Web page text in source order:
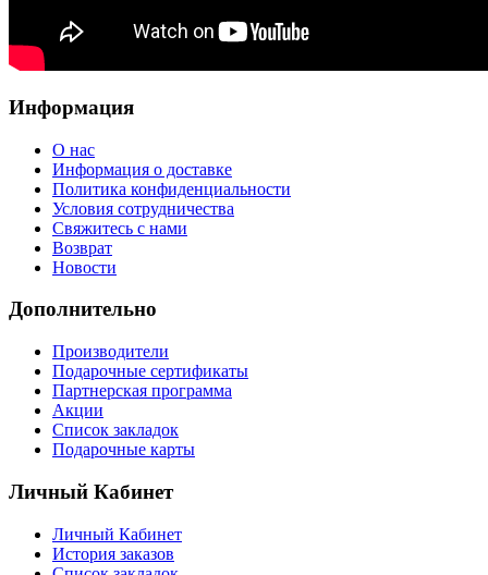
Информация
О нас
Информация о доставке
Политика конфиденциальности
Условия сотрудничества
Свяжитесь с нами
Возврат
Новости
Дополнительно
Производители
Подарочные сертификаты
Партнерская программа
Акции
Список закладок
Подарочные карты
Личный Кабинет
Личный Кабинет
История заказов